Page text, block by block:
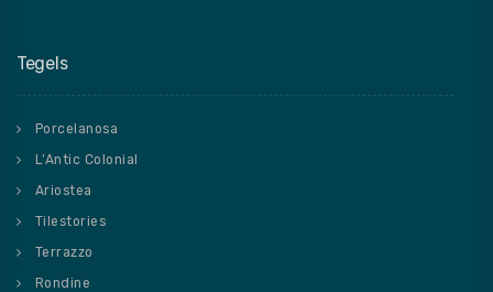
Tegels
Porcelanosa
L’Antic Colonial
Ariostea
Tilestories
Terrazzo
Rondine